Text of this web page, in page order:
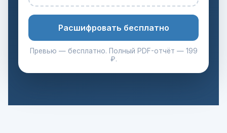
Расшифровать бесплатно
Превью — бесплатно. Полный PDF-отчёт — 199
₽.